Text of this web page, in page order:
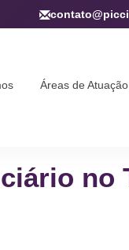
Áreas de Atuação
no